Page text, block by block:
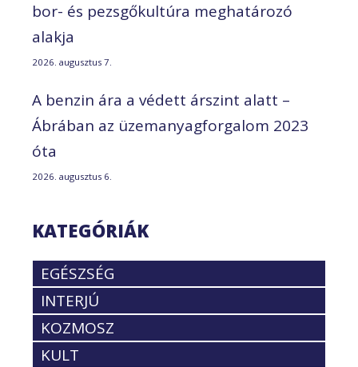
bor- és pezsgőkultúra meghatározó
alakja
2026. augusztus 7.
A benzin ára a védett árszint alatt –
Ábrában az üzemanyagforgalom 2023
óta
2026. augusztus 6.
KATEGÓRIÁK
EGÉSZSÉG
INTERJÚ
KOZMOSZ
KULT